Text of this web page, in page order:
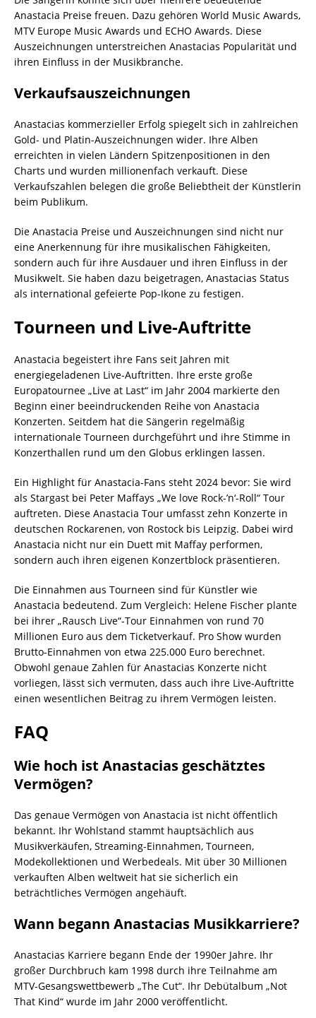
Anastacia Preise freuen. Dazu gehören World Music Awards,
MTV Europe Music Awards und ECHO Awards. Diese
Auszeichnungen unterstreichen Anastacias Popularität und
ihren Einfluss in der Musikbranche.
Verkaufsauszeichnungen
Anastacias kommerzieller Erfolg spiegelt sich in zahlreichen
Gold- und Platin-Auszeichnungen wider. Ihre Alben
erreichten in vielen Ländern Spitzenpositionen in den
Charts und wurden millionenfach verkauft. Diese
Verkaufszahlen belegen die große Beliebtheit der Künstlerin
beim Publikum.
Die Anastacia Preise und Auszeichnungen sind nicht nur
eine Anerkennung für ihre musikalischen Fähigkeiten,
sondern auch für ihre Ausdauer und ihren Einfluss in der
Musikwelt. Sie haben dazu beigetragen, Anastacias Status
als international gefeierte Pop-Ikone zu festigen.
Tourneen und Live-Auftritte
Anastacia begeistert ihre Fans seit Jahren mit
energiegeladenen Live-Auftritten. Ihre erste große
Europatournee „Live at Last“ im Jahr 2004 markierte den
Beginn einer beeindruckenden Reihe von Anastacia
Konzerten. Seitdem hat die Sängerin regelmäßig
internationale Tourneen durchgeführt und ihre Stimme in
Konzerthallen rund um den Globus erklingen lassen.
Ein Highlight für Anastacia-Fans steht 2024 bevor: Sie wird
als Stargast bei Peter Maffays „We love Rock-’n‘-Roll“ Tour
auftreten. Diese Anastacia Tour umfasst zehn Konzerte in
deutschen Rockarenen, von Rostock bis Leipzig. Dabei wird
Anastacia nicht nur ein Duett mit Maffay performen,
sondern auch ihren eigenen Konzertblock präsentieren.
Die Einnahmen aus Tourneen sind für Künstler wie
Anastacia bedeutend. Zum Vergleich: Helene Fischer plante
bei ihrer „Rausch Live“-Tour Einnahmen von rund 70
Millionen Euro aus dem Ticketverkauf. Pro Show wurden
Brutto-Einnahmen von etwa 225.000 Euro berechnet.
Obwohl genaue Zahlen für Anastacias Konzerte nicht
vorliegen, lässt sich vermuten, dass auch ihre Live-Auftritte
einen wesentlichen Beitrag zu ihrem Vermögen leisten.
FAQ
Wie hoch ist Anastacias geschätztes
Vermögen?
Das genaue Vermögen von Anastacia ist nicht öffentlich
bekannt. Ihr Wohlstand stammt hauptsächlich aus
Musikverkäufen, Streaming-Einnahmen, Tourneen,
Modekollektionen und Werbedeals. Mit über 30 Millionen
verkauften Alben weltweit hat sie sicherlich ein
beträchtliches Vermögen angehäuft.
Wann begann Anastacias Musikkarriere?
Anastacias Karriere begann Ende der 1990er Jahre. Ihr
großer Durchbruch kam 1998 durch ihre Teilnahme am
MTV-Gesangswettbewerb „The Cut“. Ihr Debütalbum „Not
That Kind“ wurde im Jahr 2000 veröffentlicht.